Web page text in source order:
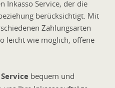
Inkasso Service, der die
berücksichtigt. Mit
Zahlungsarten
leicht wie möglich, offene
bequem und